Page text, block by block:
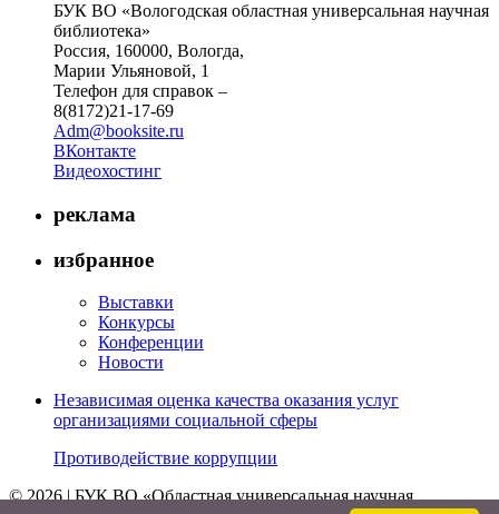
БУК ВО «Вологодская областная универсальная научная
библиотека»
Россия, 160000, Вологда,
Марии Ульяновой, 1
Телефон для справок –
8(8172)21-17-69
Adm@booksite.ru
ВКонтакте
Видеохостинг
реклама
избранное
Выставки
Конкурсы
Конференции
Новости
Независимая оценка качества оказания услуг
организациями социальной сферы
Противодействие коррупции
© 2026 | БУК ВО «Областная универсальная научная